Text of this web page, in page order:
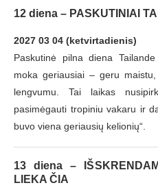
12 diena – PASKUTINIAI
2027 03 04 (ketvirtadienis)
Paskutinė pilna diena
moka geriausiai – geru
lengvumu. Tai laikas
pasimėgauti tropiniu vakaru ir
buvo viena geriausių kelionių“.
13 diena –
LIEKA ČIA